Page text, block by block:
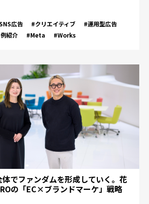
広告 #クリエイティブ
#運用型広告
紹介 #Meta #Works
でファンダムを形成していく。花
の「EC×ブランドマーケ」戦略